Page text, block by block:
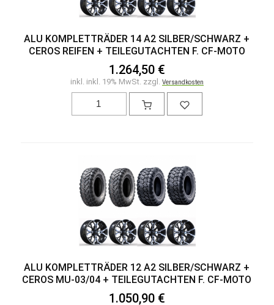
ALU KOMPLETTRÄDER 14 A2 SILBER/SCHWARZ +
CEROS REIFEN + TEILEGUTACHTEN F. CF-MOTO
1.264,50 €
inkl. inkl. 19% MwSt. zzgl. Versandkosten
ALU KOMPLETTRÄDER 12 A2 SILBER/SCHWARZ +
CEROS MU-03/04 + TEILEGUTACHTEN F. CF-MOTO
1.050,90 €